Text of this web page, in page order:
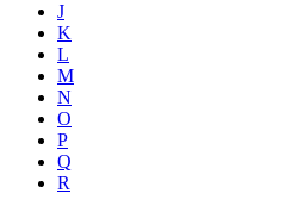
J
K
L
M
N
O
P
Q
R